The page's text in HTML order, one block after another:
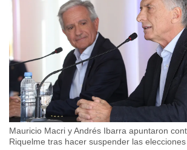
Mauricio Macri y Andrés Ibarra apuntaron
Riquelme tras hacer suspender las